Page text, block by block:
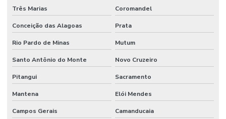
Três Marias Coromandel
Conceição das Alagoas Prata
Rio Pardo de Minas Mutum
Santo Antônio do Monte Novo Cruzeiro
Pitangui Sacramento
Mantena Elói Mendes
Campos Gerais Camanducaia